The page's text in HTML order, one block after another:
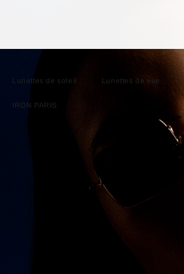
Lunettes de soleil Lunettes de vue
IRON PARIS